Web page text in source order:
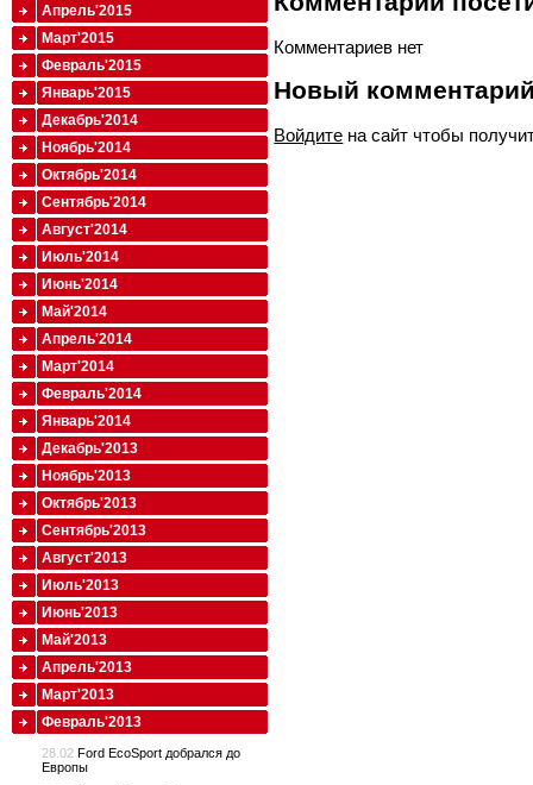
Комментариев нет
Новый
Войдите на сайт чтобы
Апрель'2015
Март'2015
Февраль'2015
Январь'2015
Декабрь'2014
Ноябрь'2014
Октябрь'2014
Сентябрь'2014
Август'2014
Июль'2014
Июнь'2014
Май'2014
Апрель'2014
Март'2014
Февраль'2014
Январь'2014
Декабрь'2013
Ноябрь'2013
Октябрь'2013
Сентябрь'2013
Август'2013
Июль'2013
Июнь'2013
Май'2013
Апрель'2013
Март'2013
Февраль'2013
28.02 Ford EcoSport добрался до
Европы